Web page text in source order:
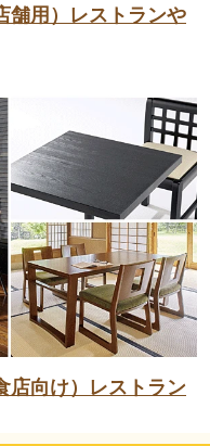
舗用）レストランや
店向け）レストラン